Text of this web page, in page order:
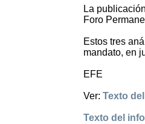
La
Foro
Estos tres
mandato, en
EFE
Ver: Texto
Texto del